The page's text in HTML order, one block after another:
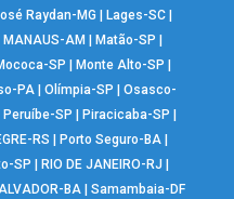
Raydan-MG Lages-SC|
MANAUS-AM Matão-SP
SP Monte Alto-SP
PA |Olímpia-SP |Osasco-
Peruíbe-SP Piracicaba-SP
RS Porto Seguro-BA
SP RIO DE JANEIRO-RJ
BA| Samambaia-DF